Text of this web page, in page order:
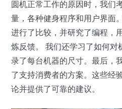
圆机正常工作的原因时，我们
量，各种健身程序和用户界面
进行了比较，并研究了编程，
炼反馈。 我们还学习了如何
录了每台机器的尺寸。最后，
了支持消费者的方案。这些经
论并提供了可靠的建议。